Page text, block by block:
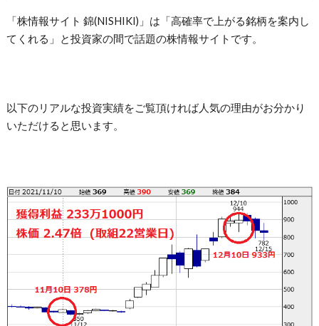
「株情報サイト 錦(NISHIKI)」は「高確率で上がる銘柄を案内し
てくれる」と投資家の間で話題の株情報サイトです。
以下のリアルな投資実績をご覧頂ければ人気の理由がお分かり
いただけると思います。